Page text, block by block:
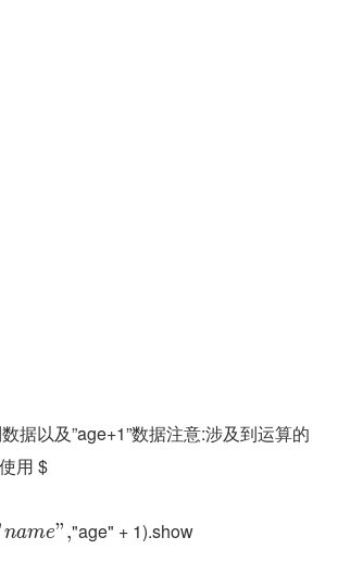
据以及”age+1”数据注意:涉及到运算的
用 $
name","age" + 1).show